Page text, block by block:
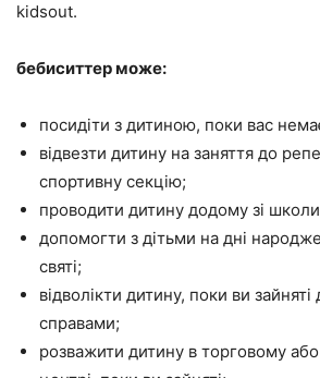
kidsout.
бебиситтер може:
посидіти з дитиною, поки вас
відвезти дитину на заняття до
спортивну секцію;
проводити дитину додому зі
допомогти з дітьми на дні
святі;
відволікти дитину, поки ви
справами;
розважити дитину в торговому